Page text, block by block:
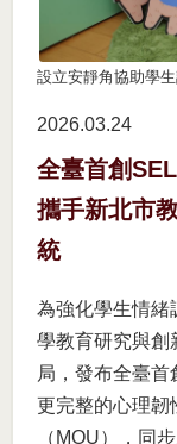
設立安靜角協助學
2026.03 24
全臺首創
攜手新北市
統
為強化學生情緒
學教育研究與創
局，發布全臺
更完整的心理韌
（MOU），同